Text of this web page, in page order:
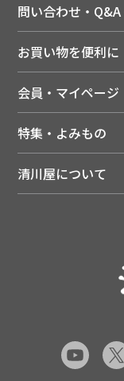
問い合わせ・
ご利用ガイド
領収書について
送料について
配達日について
返品について
よくあるご質問
あんしんの品
品質保証につ
お買い物を便利に
季節のカタログ
店舗・ECポイン
LINEお友だち登
会員・マイページ
会員特典について
注文履歴
特集・よみもの
メディア掲載商品
清川屋のレビュ
清川屋について